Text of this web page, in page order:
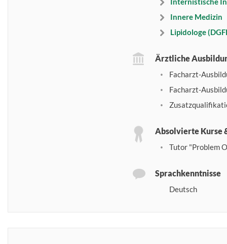
Innere Medizin
Lipidologe
Ärztliche
Facharzt-
Facharzt-
Absolvierte Kurse
Tutor "Problem
Sprachkenntnisse
Deutsch